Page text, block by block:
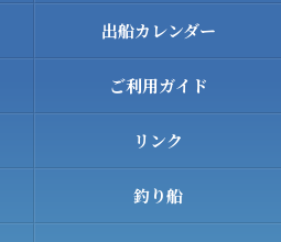
出船カレンダー
ご利用ガイド
リンク
釣り船